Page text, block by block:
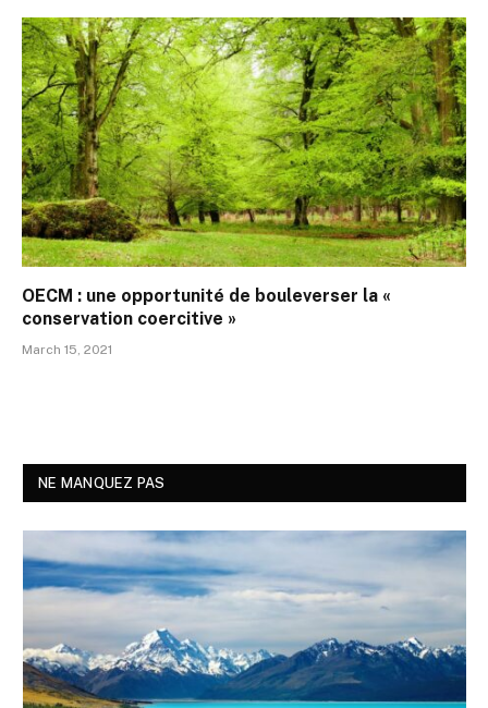
OECM : une opportunité de bouleverser la «
conservation coercitive »
March 15, 2021
NE MANQUEZ PAS